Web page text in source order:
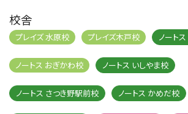
校舎
プレイズ 水原校 プレイズ木戸校 ノート
ノートス おぎかわ校 ノートス いしやま校
ノートス さつき野駅前校 ノートス かめだ校